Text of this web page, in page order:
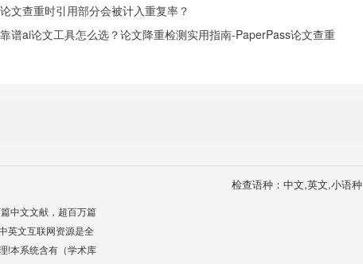
论文查重时引用部分会被计入重复率？
靠谱ai论文工具怎么选？论文降重检测实用指南-PaperPass论文查重
检查语种：中文,英文,小语种
中文文献，超百万篇
英文互联网资源是全
!本系统含有（学术库